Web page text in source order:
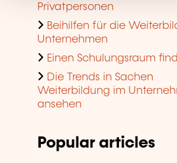
Privatpersonen
Beihilfen für die
Unternehmen
Einen Schulungsraum
Die Trends in Sachen
Weiterbildung im
ansehen
Popular articles